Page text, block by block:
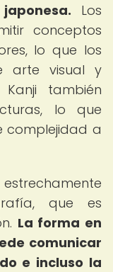
Los
conceptos
lo que los
arte visual y
también
lo que
complejidad a
que es
La forma en
comunicar
e incluso la